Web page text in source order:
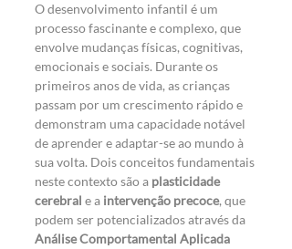
O desenvolvimento infantil é um
processo fascinante e complexo, que
envolve mudanças físicas, cognitivas,
emocionais e sociais. Durante os
primeiros anos de vida, as crianças
passam por um crescimento rápido e
demonstram uma capacidade notável
de aprender e adaptar-se ao mundo à
sua volta. Dois conceitos fundamentais
neste contexto são a plasticidade
cerebral e a intervenção precoce, que
podem ser potencializados através da
Análise Comportamental Aplicada